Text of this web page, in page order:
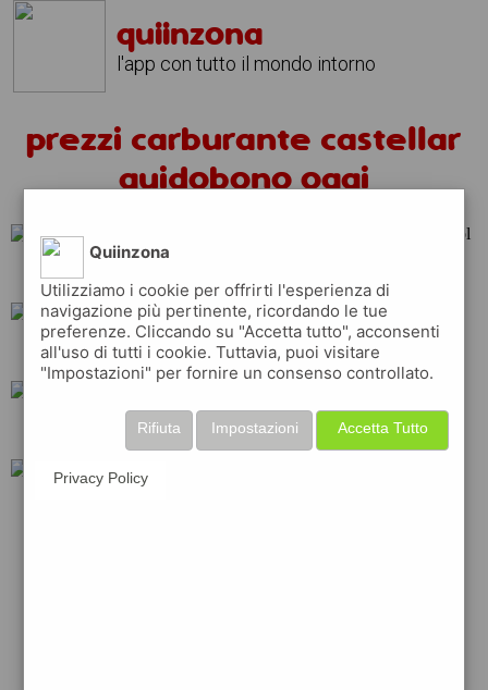
quiinzona
l'app con tutto il mondo intorno
prezzi carburante castellar
guidobono oggi
q8 api total
shell erg
Quiinzona
Utilizziamo i cookie per offrirti l'esperienza di
navigazione più pertinente, ricordando le tue
preferenze. Cliccando su "Accetta tutto", acconsenti
all'uso di tutti i cookie. Tuttavia, puoi visitare
"Impostazioni" per fornire un consenso controllato.
Accetta Tutto
Impostazioni
Rifiuta
Privacy Policy